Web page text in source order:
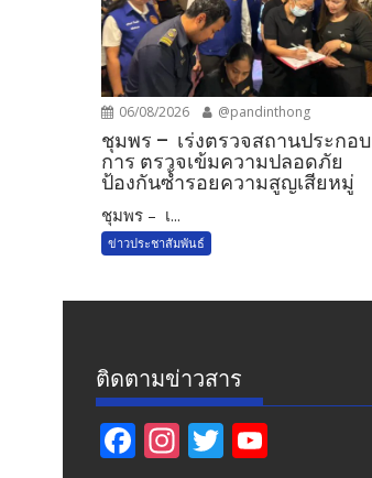
06/08/2026 @pandinthong
ชุมพร – เร่งตรวจสถานประกอบ
การ ตรวจเข้มความปลอดภัย
ป้องกันซ้ำรอยความสูญเสียหมู่
ชุมพร – เ...
ข่าวประชาสัมพันธ์
ติดตามข่าวสาร
F In T